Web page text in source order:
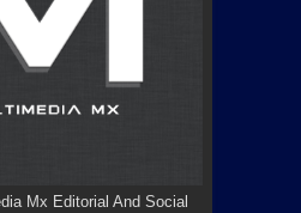
Mx Editorial And Social